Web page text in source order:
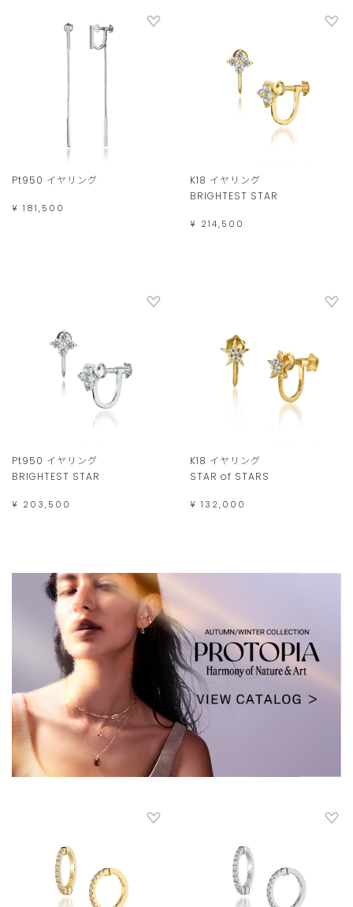
Pt950 イヤリング
¥ 181,500
K18 イヤリング
BRIGHTEST STAR
¥ 214,500
Pt950 イヤリング
BRIGHTEST STAR
¥ 203,500
K18 イヤリング
STAR of STARS
¥ 132,000